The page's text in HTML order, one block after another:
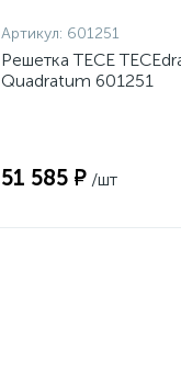
Артикул: 601251
Решетка TECE
Quadratum 601251
51 585 ₽ /шт